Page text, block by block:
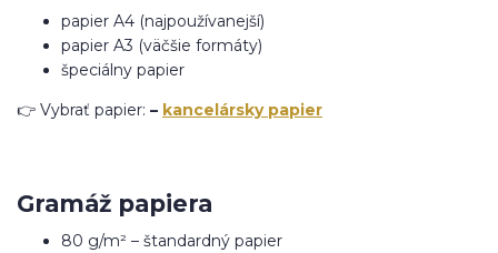
papier A4 (najpoužívanejší)
papier A3 (väčšie formáty)
špeciálny papier
👉 Vybrať papier: – kancelársky papier
Gramáž papiera
80 g/m² – štandardný papier